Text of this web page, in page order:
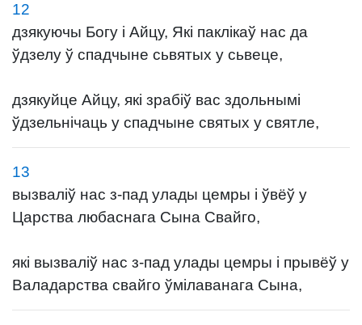
12
дзякуючы Богу і Айцу, Які паклікаў нас да
ўдзелу ў спадчыне сьвятых у сьвеце,
дзякуйце Айцу, які зрабіў вас здольнымі
ўдзельнічаць у спадчыне святых у святле,
13
вызваліў нас з-пад улады цемры і ўвёў у
Царства любаснага Сына Свайго,
які вызваліў нас з-пад улады цемры і прывёў у
Валадарства свайго ўмілаванага Сына,